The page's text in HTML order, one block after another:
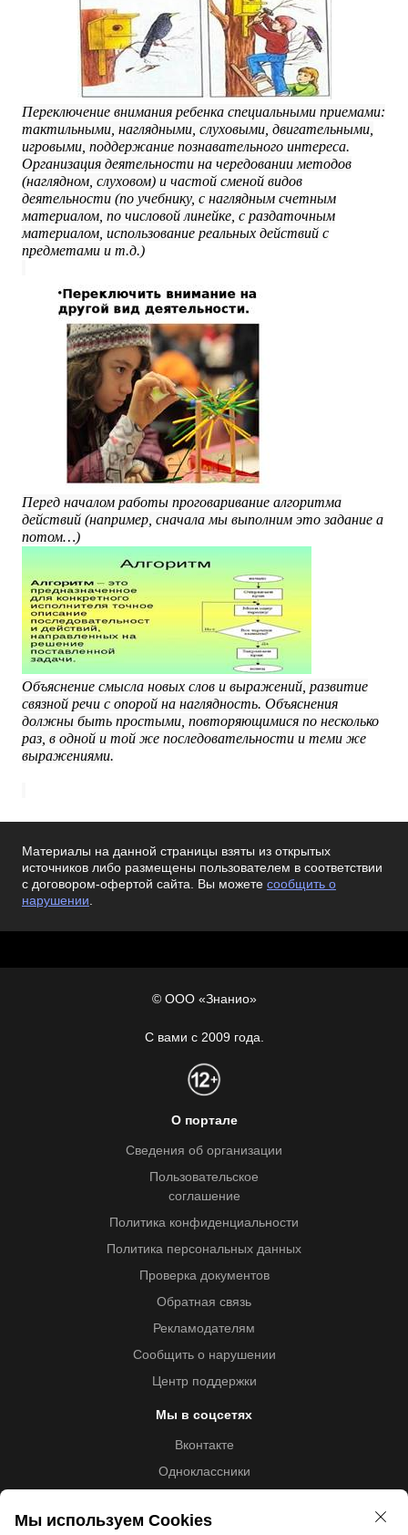
Переключение внимания ребенка специальными приемами:
тактильными, наглядными, слуховыми, двигательными,
игровыми, поддержание познавательного интереса.
Организация деятельности на чередовании методов
(наглядном, слуховом) и частой сменой видов
деятельности (по учебнику, с наглядным счетным
материалом, по числовой линейке, с раздаточным
материалом, использование реальных действий с
предметами и т.д.)
Перед началом работы проговаривание алгоритма
действий (например, сначала мы выполним это задание а
потом…)
Объяснение смысла новых слов и выражений, развитие
связной речи с опорой на наглядность. Объяснения
должны быть простыми, повторяющимися по несколько
раз, в одной и той же последовательности и теми же
выражениями.
Материалы на данной страницы взяты из открытых
источников либо размещены пользователем в соответствии
с договором-офертой сайта. Вы можете сообщить о
нарушении.
© ООО «Знанио»
С вами с 2009 года.
О портале
Сведения об организации
Пользовательское
соглашение
Политика конфиденциальности
Политика персональных данных
Проверка документов
Обратная связь
Рекламодателям
Сообщить о нарушении
Центр поддержки
Мы в соцсетях
Вконтакте
Одноклассники
Мы используем Cookies